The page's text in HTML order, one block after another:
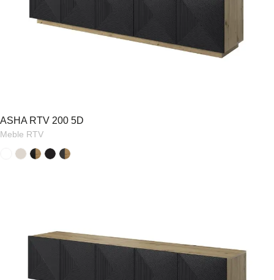
ASHA RTV 200 5D
Meble RTV